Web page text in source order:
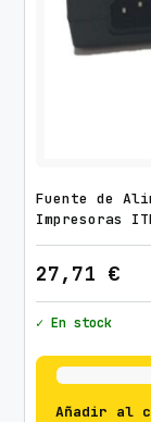
Fuente de
Impresoras
27,71 €
✓ En stock
Añadir al